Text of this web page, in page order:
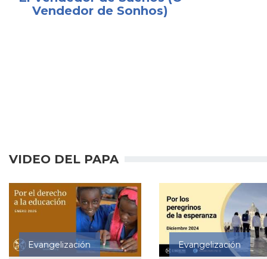
Vendedor de Sonhos)
VIDEO DEL PAPA
Evangelización Evangelización